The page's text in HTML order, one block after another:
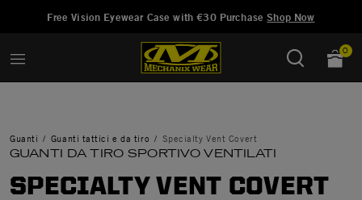
Free Vision Eyewear Case with €30 PurchaseShop Now
0
Guanti Guanti tattici e da tiro Specialty Vent Covert
GUANTI DA TIRO SPORTIVO VENTILATI
SPECIALTY VENT COVERT
Aggiunto a Gestisci Lista dei Desideri